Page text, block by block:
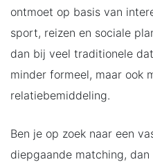
ontmoet op basis van
sport, reizen en sociale
dan bij veel traditionele
minder formeel, maar ook
relatiebemiddeling.
Ben je op zoek naar een
diepgaande matching,